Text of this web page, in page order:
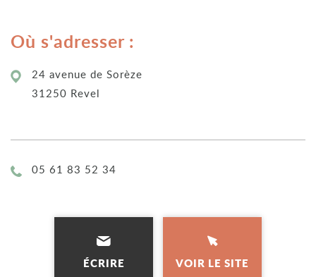
Où s'adresser :
24 avenue de Sorèze
31250 Revel
Téléphone :
05 61 83 52 34
ÉCRIRE VOIR LE SITE